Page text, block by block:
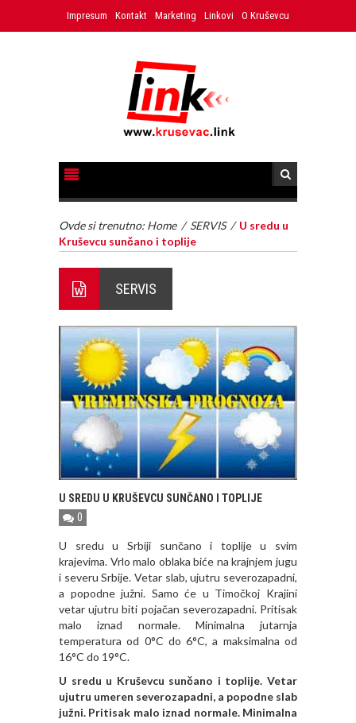
Impresum Kontakt Marketing Linkovi O Kruševcu
Ovde si trenutno: Home / SERVIS / U sredu u
Kruševcu sunčano i toplije
SERVIS
U SREDU U KRUŠEVCU SUNČANO I TOPLIJE
0
U sredu u Srbiji sunčano i toplije u svim
krajevima. Vrlo malo oblaka biće na krajnjem jugu
i severu Srbije. Vetar slab, ujutru severozapadni,
a popodne južni. Samo će u Timočkoj Krajini
vetar ujutru biti pojačan severozapadni. Pritisak
malo iznad normale. Minimalna jutarnja
temperatura od 0°C do 6°C, a maksimalna od
16°C do 19°C.
U sredu u Kruševcu sunčano i toplije. Vetar
ujutru umeren severozapadni, a popodne slab
južni. Pritisak malo iznad normale. Minimalna